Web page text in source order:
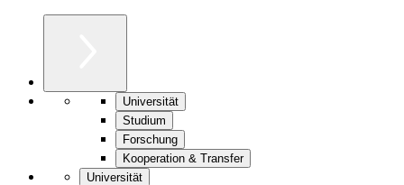
Universität
Studium
Forschung
Kooperation & Transfer
Universität